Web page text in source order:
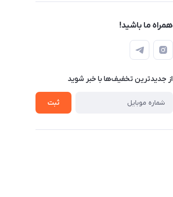
همراه ما باشید!
از جدید‌ترین تخفیف‌ها با‌ خبر شوید
ثبت